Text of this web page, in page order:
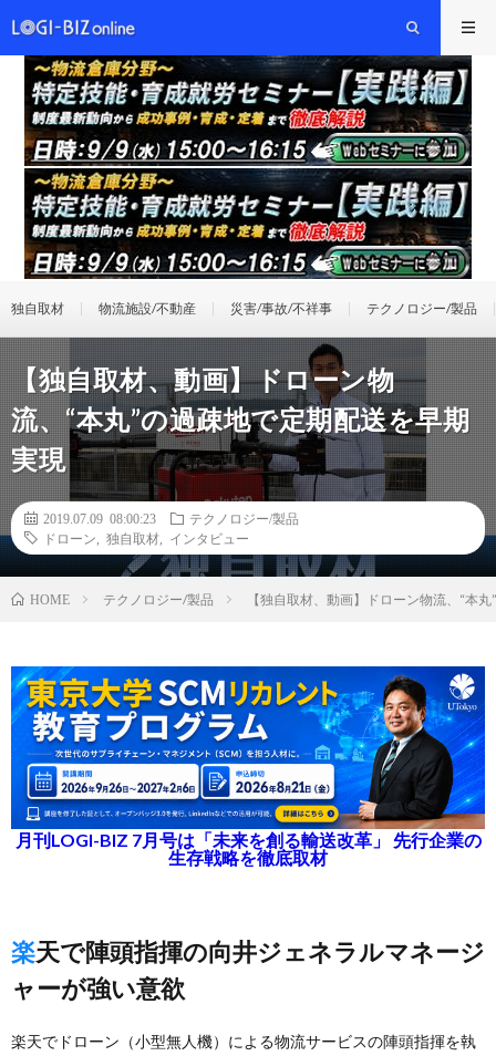
独自取材 物流施設/不動産 災害/事故/不祥事 テクノロジー/製品
【独自取材、動画】ドローン物
流、“本丸”の過疎地で定期配送を早期
実現
2019.07.09 08:00:23
テクノロジー/製品
ドローン
独自取材 インタビュー
HOME テクノロジー/製品 【独自取材、動画】ドローン物流、“本
月刊LOGI-BIZ 7月号は「未来を創る輸送改革」 先行企業の
生存戦略を徹底取材
楽天で陣頭指揮の向井ジェネラルマネージ
ャーが強い意欲
楽天でドローン（小型無人機）による物流サービスの陣頭指揮を執